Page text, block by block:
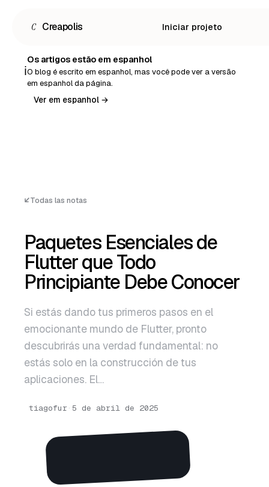
C Creapolis Iniciar projeto
Español
English
ℹ️
Os artigos estão em espanhol
O blog é escrito em espanhol, mas você pode ver a versão
em espanhol da página.
Ver em espanhol →
Todas las notas
Paquetes Esenciales de
Flutter que Todo
Principiante Debe Conocer
Si estás dando tus primeros pasos en el
emocionante mundo de Flutter, pronto
descubrirás una verdad fundamental: no
estás solo en la construcción de tus
aplicaciones. El…
tiagofur · 5 de abril de 2025